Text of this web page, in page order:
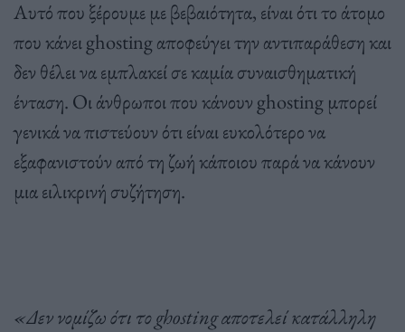
Αυτό που ξέρουμε με βεβαιότητα, είναι ότι το άτομο
που κάνει ghosting αποφεύγει την αντιπαράθεση και
δεν θέλει να εμπλακεί σε καμία συναισθηματική
ένταση. Οι άνθρωποι που κάνουν ghosting μπορεί
γενικά να πιστεύουν ότι είναι ευκολότερο να
εξαφανιστούν από τη ζωή κάποιου παρά να κάνουν
μια ειλικρινή συζήτηση.
«Δεν νομίζω ότι το ghostingαποτελεί κατάλληλη